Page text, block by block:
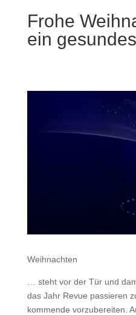
Frohe
ein
Weihnachten
… steht vor der Tür und
das Jahr Revue passieren
kommende vorzubereiten.